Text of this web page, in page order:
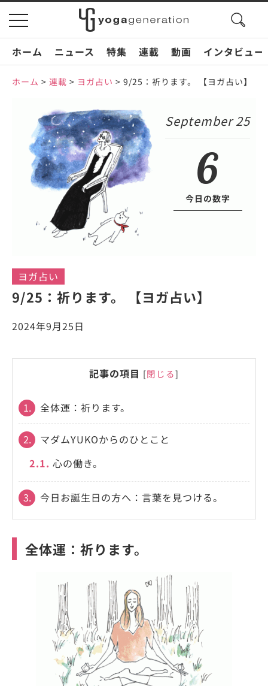
toggle
navigation
search
ホーム
ニュース 特集 連載 動画 インタビュー
ホーム > 連載 > ヨガ占い > 9/25：祈ります。 【ヨガ占い】
September 25
6
今日の数字
ヨガ占い
9/25：祈ります。 【ヨガ占い】
2024年9月25日
記事の項目 [閉じる]
1. 全体運：祈ります。
2.
マダムYUKOからのひとこと
2.1. 心の働き。
3. 今日お誕生日の方へ：言葉を見つける。
全体運：祈ります。